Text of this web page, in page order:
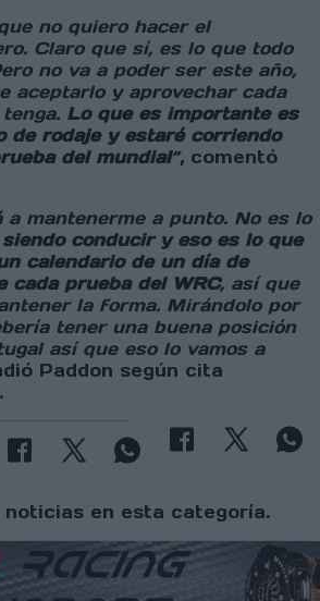
no quiero hacer el
Claro que sí, es lo que todo
no va a poder ser este año,
aceptarlo y aprovechar cada
Lo que es importante es
de rodaje y estaré corriendo
del mundial”, comentó
a mantenerme a punto. No es lo
conducir y eso es lo que
calendario de un día de
cada prueba del WRC, así que
la forma. Mirándolo por
tener una buena posición
así que eso lo vamos a
Paddon según cita
noticias en esta categoría.